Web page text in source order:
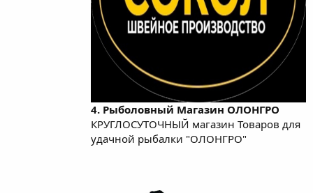
4. Рыболовный Магазин ОЛОНГРО
КРУГЛОСУТОЧНЫЙ магазин Товаров для
удачной рыбалки "ОЛОНГРО"